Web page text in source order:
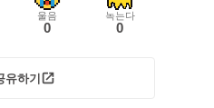
울음
0
녹는다
0
유하기